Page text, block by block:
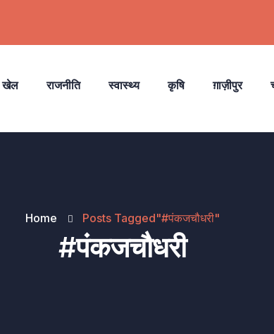
खेल राजनीति स्वास्थ्य कृषि ग़ाज़ीपुर
Home Posts Tagged"#पंकजचौधरी"
#पंकजचौधरी